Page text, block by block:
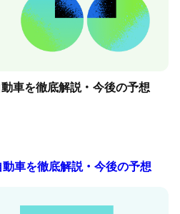
車を徹底解説・今後の予想
車を徹底解説・今後の予想